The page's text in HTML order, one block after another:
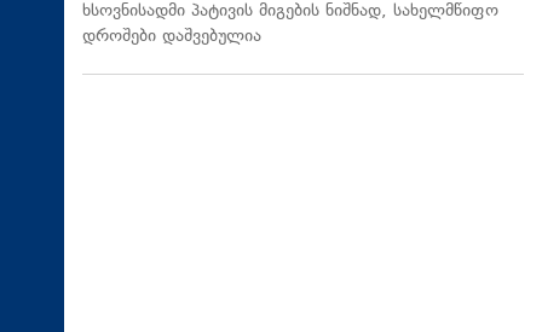
ხსოვნისადმი პატივის მიგების ნიშნად, სახელმწიფო
დროშები დაშვებულია